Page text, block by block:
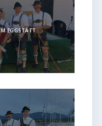
EGGSTÄTT